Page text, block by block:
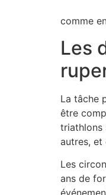
comme
Les
La tâche
être
triathlons
autres, et
Les
ans de